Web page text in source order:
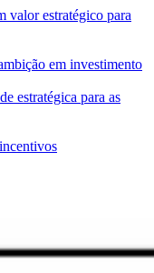
valor estratégico para
em investimento
estratégica para as